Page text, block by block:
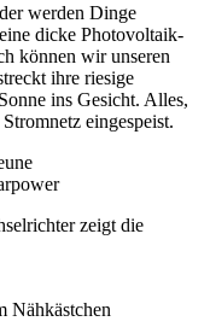
werden Dinge
dicke Photovoltaik-
können wir unseren
ihre riesige
ins Gesicht. Alles,
eingespeist.
zeigt die
Nähkästchen